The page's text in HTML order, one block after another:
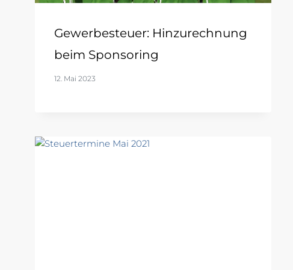
Gewerbesteuer: Hinzurechnung
beim Sponsoring
12. Mai 2023